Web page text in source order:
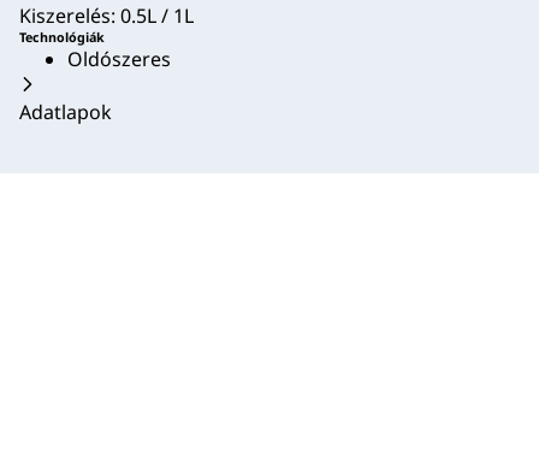
Kiszerelés: 0.5L / 1L
Technológiák
Oldószeres
Adatlapok